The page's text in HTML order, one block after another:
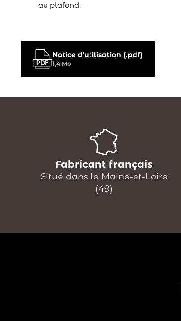
au plafond.
Notice d'utilisation (.pdf)
1,4 Mo
Fabricant français
Situé dans le Maine-et-Loire
(49)